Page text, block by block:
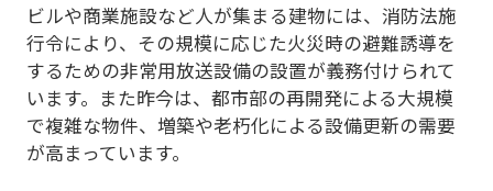
ビルや商業施設など人が集まる建物には、消防法施
行令により、その規模に応じた火災時の避難誘導を
するための非常用放送設備の設置が義務付けられて
います。また昨今は、都市部の再開発による大規模
で複雑な物件、増築や老朽化による設備更新の需要
が高まっています。